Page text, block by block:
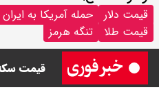
قیمت دلار حمله آمریکا به ایران
قیمت طلا
تنگه هرمز ۱۴۰۵ اعلام شد + جدول